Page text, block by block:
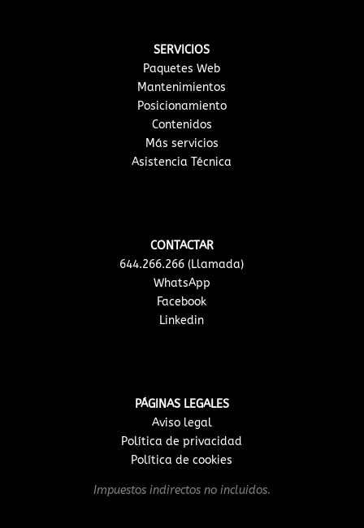
SERVICIOS
Paquetes Web
Mantenimientos
Posicionamiento
Contenidos
Más servicios
Asistencia Técnica
CONTACTAR
644.266.266 (Llamada)
WhatsApp
Facebook
Linkedin
PÁGINAS LEGALES
Aviso legal
Política de privacidad
Política de cookies
Impuestos indirectos no incluidos.